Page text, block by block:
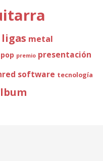
ligas metal
pop premio presentación
software tecnología